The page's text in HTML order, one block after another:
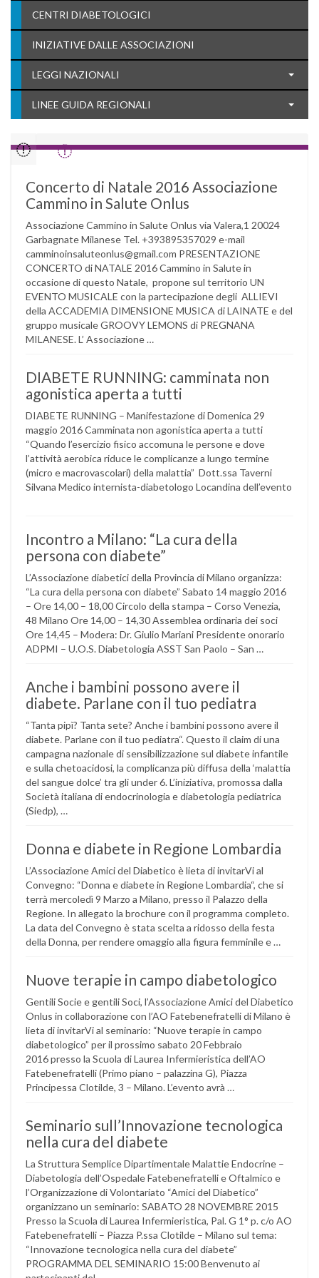
CENTRI DIABETOLOGICI
INIZIATIVE DALLE ASSOCIAZIONI
LEGGI NAZIONALI
LINEE GUIDA REGIONALI
Concerto di Natale 2016 Associazione
Cammino in Salute Onlus
Associazione Cammino in Salute Onlus via Valera,1 20024
Garbagnate Milanese Tel. +393895357029 e-mail
camminoinsaluteonlus@gmail.com PRESENTAZIONE
CONCERTO di NATALE 2016 Cammino in Salute in
occasione di questo Natale, propone sul territorio UN
EVENTO MUSICALE con la partecipazione degli ALLIEVI
della ACCADEMIA DIMENSIONE MUSICA di LAINATE e del
gruppo musicale GROOVY LEMONS di PREGNANA
MILANESE. L’ Associazione …
DIABETE RUNNING: camminata non
agonistica aperta a tutti
DIABETE RUNNING – Manifestazione di Domenica 29
maggio 2016 Camminata non agonistica aperta a tutti
“Quando l’esercizio fisico accomuna le persone e dove
l’attività aerobica riduce le complicanze a lungo termine
(micro e macrovascolari) della malattia” Dott.ssa Taverni
Silvana Medico internista-diabetologo Locandina dell’evento
Incontro a Milano: “La cura della
persona con diabete”
L’Associazione diabetici della Provincia di Milano organizza:
“La cura della persona con diabete” Sabato 14 maggio 2016
– Ore 14,00 – 18,00 Circolo della stampa – Corso Venezia,
48 Milano Ore 14,00 – 14,30 Assemblea ordinaria dei soci
Ore 14,45 – Modera: Dr. Giulio Mariani Presidente onorario
ADPMI – U.O.S. Diabetologia ASST San Paolo – San …
Anche i bambini possono avere il
diabete. Parlane con il tuo pediatra
“Tanta pipì? Tanta sete? Anche i bambini possono avere il
diabete. Parlane con il tuo pediatra“. Questo il claim di una
campagna nazionale di sensibilizzazione sul diabete infantile
e sulla chetoacidosi, la complicanza più diffusa della ‘malattia
del sangue dolce’ tra gli under 6. L’iniziativa, promossa dalla
Società italiana di endocrinologia e diabetologia pediatrica
(Siedp), …
Donna e diabete in Regione Lombardia
L’Associazione Amici del Diabetico è lieta di invitarVi al
Convegno: “Donna e diabete in Regione Lombardia“, che si
terrà mercoledì 9 Marzo a Milano, presso il Palazzo della
Regione. In allegato la brochure con il programma completo.
La data del Convegno è stata scelta a ridosso della festa
della Donna, per rendere omaggio alla figura femminile e …
Nuove terapie in campo diabetologico
Gentili Socie e gentili Soci, l’Associazione Amici del Diabetico
Onlus in collaborazione con l’AO Fatebenefratelli di Milano è
lieta di invitarVi al seminario: “Nuove terapie in campo
diabetologico” per il prossimo sabato 20 Febbraio
2016 presso la Scuola di Laurea Infermieristica dell’AO
Fatebenefratelli (Primo piano – palazzina G), Piazza
Principessa Clotilde, 3 – Milano. L’evento avrà …
Seminario sull’Innovazione tecnologica
nella cura del diabete
La Struttura Semplice Dipartimentale Malattie Endocrine –
Diabetologia dell’Ospedale Fatebenefratelli e Oftalmico e
l’Organizzazione di Volontariato “Amici del Diabetico”
organizzano un seminario: SABATO 28 NOVEMBRE 2015
Presso la Scuola di Laurea Infermieristica, Pal. G 1° p. c/o AO
Fatebenefratelli – Piazza P.ssa Clotilde – Milano sul tema:
“Innovazione tecnologica nella cura del diabete”
PROGRAMMA DEL SEMINARIO 15:00 Benvenuto ai